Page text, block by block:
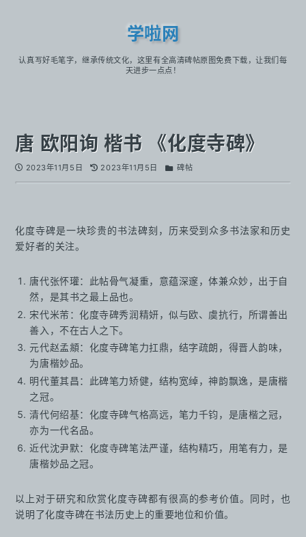
学啦网
认真写好毛笔字，继承传统文化，这里有全高清碑帖原图免费下载，让我们每
天进步一点点！
唐 欧阳询 楷书 《化度寺碑》
2023年11月5日 2023年11月5日 碑帖
化度寺碑是一块珍贵的书法碑刻，历来受到众多书法家和历史
爱好者的关注。
唐代张怀瓘：此帖骨气凝重，意蕴深邃，体兼众妙，出于自
然，是其书之最上品也。
宋代米芾：化度寺碑秀润精妍，似与欧、虞抗行，所谓善出
善入，不在古人之下。
元代赵孟頫：化度寺碑笔力扛鼎，结字疏朗，得晋人韵味，
为唐楷妙品。
明代董其昌：此碑笔力矫健，结构宽绰，神韵飘逸，是唐楷
之冠。
清代何绍基：化度寺碑气格高远，笔力千钧，是唐楷之冠，
亦为一代名品。
近代沈尹默：化度寺碑笔法严谨，结构精巧，用笔有力，是
唐楷妙品之冠。
以上对于研究和欣赏化度寺碑都有很高的参考价值。同时，也
说明了化度寺碑在书法历史上的重要地位和价值。